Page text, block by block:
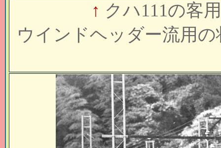
↑ クハ111の客
ウインドヘッダー流用